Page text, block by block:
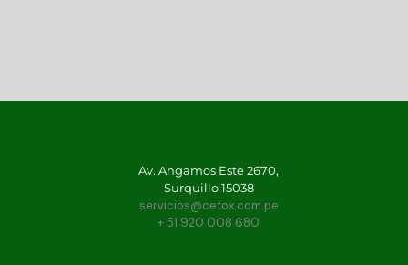
Av. Angamos Este 2670,
Surquillo 15038
servicios@cetox.com.pe
+ 51 920 008 680